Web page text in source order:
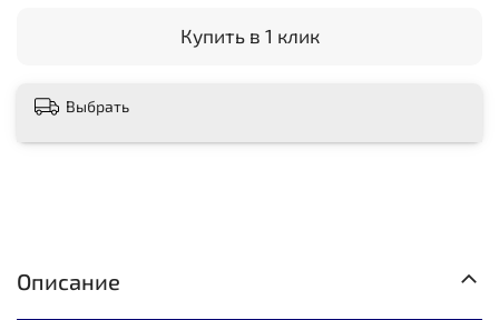
Купить в 1 клик
Выбрать
Описание